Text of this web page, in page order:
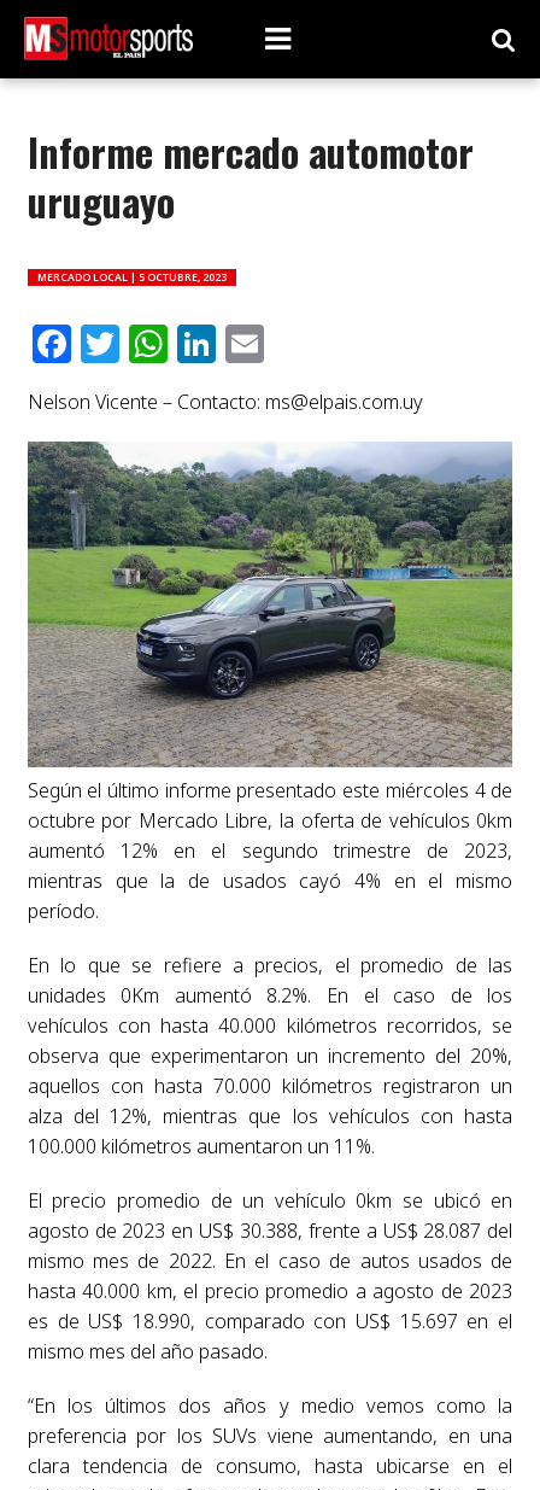
Informe mercado automotor
uruguayo
MERCADO LOCAL | 5 OCTUBRE, 2023
Facebook
Twitter
WhatsApp
LinkedIn
Email
Nelson Vicente – Contacto: ms@elpais.com.uy
Según el último informe presentado este miércoles 4 de
octubre por Mercado Libre, la oferta de vehículos 0km
aumentó 12% en el segundo trimestre de 2023,
mientras que la de usados cayó 4% en el mismo
período.
En lo que se refiere a precios, el promedio de las
unidades 0Km aumentó 8.2%. En el caso de los
vehículos con hasta 40.000 kilómetros recorridos, se
observa que experimentaron un incremento del 20%,
aquellos con hasta 70.000 kilómetros registraron un
alza del 12%, mientras que los vehículos con hasta
100.000 kilómetros aumentaron un 11%.
El precio promedio de un vehículo 0km se ubicó en
agosto de 2023 en US$ 30.388, frente a US$ 28.087 del
mismo mes de 2022. En el caso de autos usados de
hasta 40.000 km, el precio promedio a agosto de 2023
es de US$ 18.990, comparado con US$ 15.697 en el
mismo mes del año pasado.
“En los últimos dos años y medio vemos como la
preferencia por los SUVs viene aumentando, en una
clara tendencia de consumo, hasta ubicarse en el